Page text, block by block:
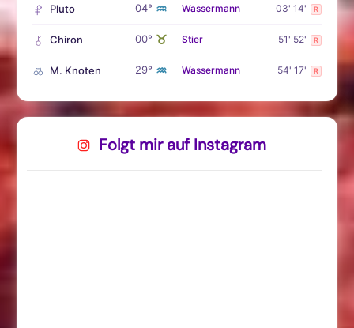
Pluto 04° ♒ Wassermann 03' 14" R
Chiron 00° ♉ Stier 51' 52" R
M. Knoten 29° ♒ Wassermann 54' 17" R
Folgt mir auf Instagram